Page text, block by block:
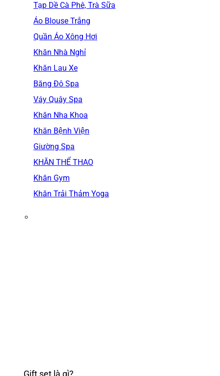
Tạp Dề Cà Phê, Trà Sữa
Áo Blouse Trắng
Quần Áo Xông Hơi
Khăn Nhà Nghỉ
Khăn Lau Xe
Băng Đô Spa
Váy Quây Spa
Khăn Nha Khoa
Khăn Bệnh Viện
Giường Spa
KHĂN THỂ THAO
Khăn Gym
Khăn Trải Thảm Yoga
Gift set là gì?